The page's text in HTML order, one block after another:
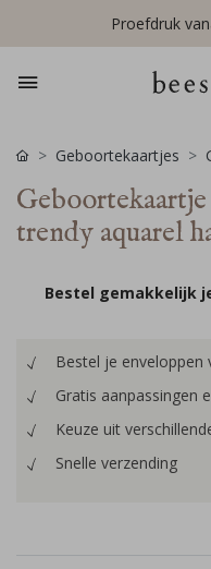
Proefdruk
Geboortekaartjes
trendy aquarel
Bestel gemakkelijk
Bestel je enveloppen
Gratis aanpassingen
Keuze uit
Snelle verzending